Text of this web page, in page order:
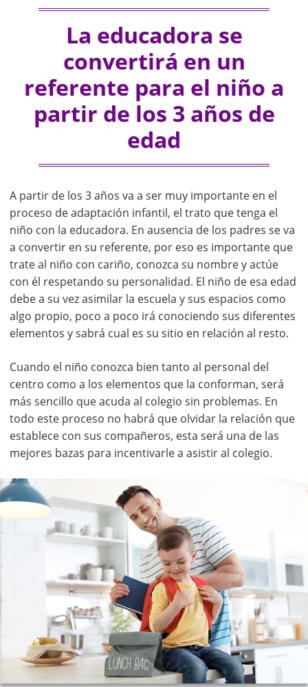
La educadora se
convertirá en un
referente para el niño a
partir de los 3 años de
edad
A partir de los 3 años va a ser muy importante en el
proceso de adaptación infantil, el trato que tenga el
niño con la educadora. En ausencia de los padres se va
a convertir en su referente, por eso es importante que
trate al niño con cariño, conozca su nombre y actúe
con él respetando su personalidad. El niño de esa edad
debe a su vez asimilar la escuela y sus espacios como
algo propio, poco a poco irá conociendo sus diferentes
elementos y sabrá cual es su sitio en relación al resto.
Cuando el niño conozca bien tanto al personal del
centro como a los elementos que la conforman, será
más sencillo que acuda al colegio sin problemas. En
todo este proceso no habrá que olvidar la relación que
establece con sus compañeros, esta será una de las
mejores bazas para incentivarle a asistir al colegio.